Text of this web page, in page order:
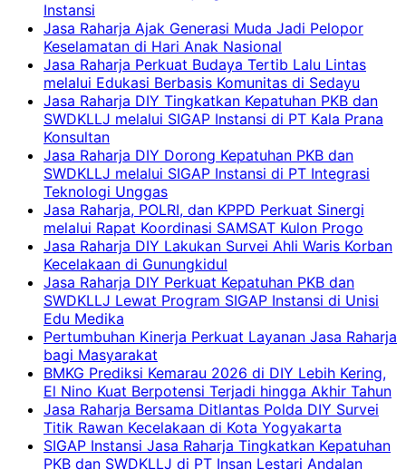
Instansi
Jasa Raharja Ajak Generasi Muda Jadi Pelopor
Keselamatan di Hari Anak Nasional
Jasa Raharja Perkuat Budaya Tertib Lalu Lintas
melalui Edukasi Berbasis Komunitas di Sedayu
Jasa Raharja DIY Tingkatkan Kepatuhan PKB dan
SWDKLLJ melalui SIGAP Instansi di PT Kala Prana
Konsultan
Jasa Raharja DIY Dorong Kepatuhan PKB dan
SWDKLLJ melalui SIGAP Instansi di PT Integrasi
Teknologi Unggas
Jasa Raharja, POLRI, dan KPPD Perkuat Sinergi
melalui Rapat Koordinasi SAMSAT Kulon Progo
Jasa Raharja DIY Lakukan Survei Ahli Waris Korban
Kecelakaan di Gunungkidul
Jasa Raharja DIY Perkuat Kepatuhan PKB dan
SWDKLLJ Lewat Program SIGAP Instansi di Unisi
Edu Medika
Pertumbuhan Kinerja Perkuat Layanan Jasa Raharja
bagi Masyarakat
BMKG Prediksi Kemarau 2026 di DIY Lebih Kering,
El Nino Kuat Berpotensi Terjadi hingga Akhir Tahun
Jasa Raharja Bersama Ditlantas Polda DIY Survei
Titik Rawan Kecelakaan di Kota Yogyakarta
SIGAP Instansi Jasa Raharja Tingkatkan Kepatuhan
PKB dan SWDKLLJ di PT Insan Lestari Andalan